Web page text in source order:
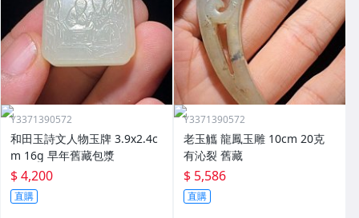
Y3371390572
和田玉詩文人物玉牌 3.9x2.4c
m 16g 早年舊藏包漿
$ 4,200
直購
Y3371390572
老玉觿 龍鳳玉雕 10cm 20克
有沁裂 舊藏
$ 5,586
直購